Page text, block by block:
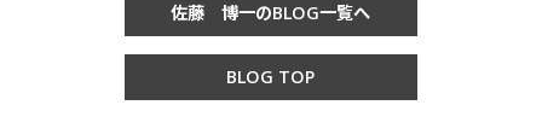
佐藤 博一のBLOG一覧へ
BLOG TOP